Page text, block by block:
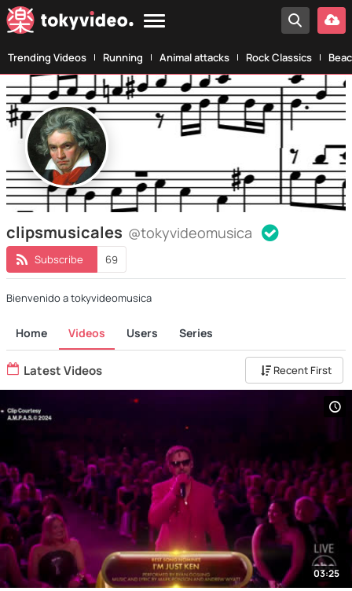
Trending Videos Running Animal attacks Rock Classics
clipsmusicales @tokyvideomusica
Subscribe 69
Bienvenido a tokyvideomusica
Home Videos Users Series
Latest Videos Recent First
03:25